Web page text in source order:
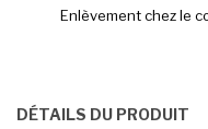
Enlèvement chez le
DÉTAILS DU PRODUIT